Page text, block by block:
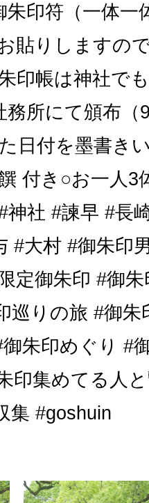
朱印符（一体一
貼りしますの
印帳は神社で
務所にて頒布（
日付を墨書き
付き○お一人3
神社 #諫早 #長
#大村 #御朱印
定御朱印 #御
巡りの旅 #御
朱印めぐり #
印集めてる人
集 #goshuin